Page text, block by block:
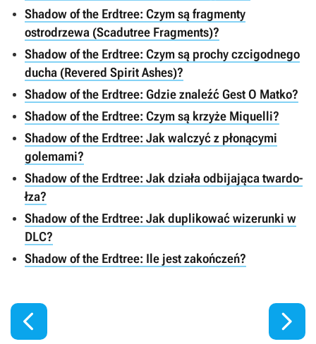
Shadow of the Erdtree: Czym są fragmenty
ostrodrzewa (Scadutree Fragments)?
Shadow of the Erdtree: Czym są prochy czcigodnego
ducha (Revered Spirit Ashes)?
Shadow of the Erdtree: Gdzie znaleźć Gest O Matko?
Shadow of the Erdtree: Czym są krzyże Miquelli?
Shadow of the Erdtree: Jak walczyć z płonącymi
golemami?
Shadow of the Erdtree: Jak działa odbijająca twardo-
łza?
Shadow of the Erdtree: Jak duplikować wizerunki w
DLC?
Shadow of the Erdtree: Ile jest zakończeń?
 